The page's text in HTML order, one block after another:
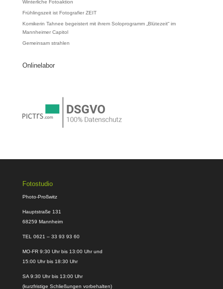
Winterliche Fotoaktion
Frühlingszeit ist Fotografier ZEIT
Komikerin Tahnee begeistert mit ihrem Soloprogramm „Blütezeit“ im
Mannheimer Capitol
Gemeinsam strahlen
Onlinelabor
Fotostudio
Photo-Proßwitz
Hauptstraße 131
68259 Mannheim
TEL 0621 – 33 93 93 60
MO-FR 9:30 Uhr bis 13:00 Uhr und
15:00 Uhr bis 18:30 Uhr
SA 9:30 Uhr bis 13:00 Uhr
(kurzfristige Schließungen vorbehalten)